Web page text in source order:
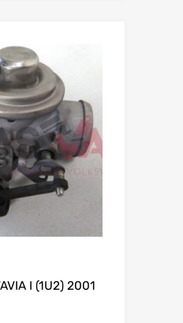
I (1U2) 2001